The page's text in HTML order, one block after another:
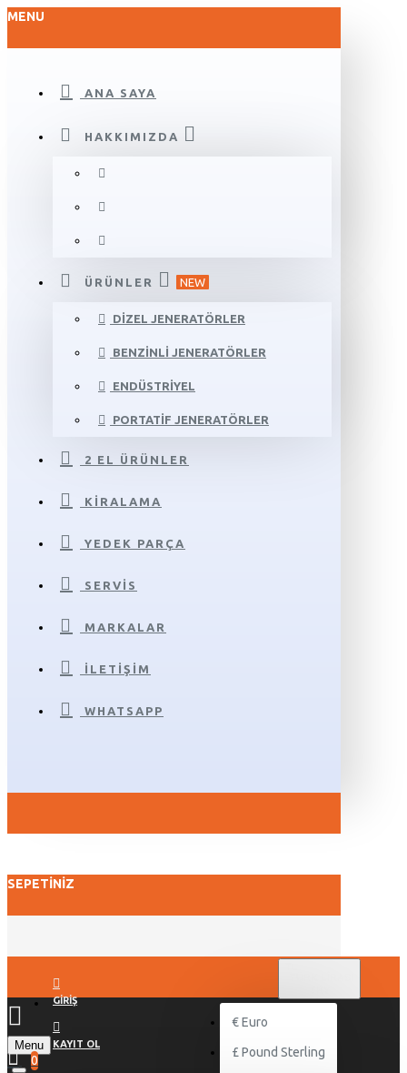
MENU
ANA SAYA
HAKKIMIZDA
ÜRÜNLER NEW
DIZEL JENERATÖRLER
BENZINLI JENERATÖRLER
ENDÜSTRIYEL
PORTATIF JENERATÖRLER
2 EL ÜRÜNLER
KIRALAMA
YEDEK PARÇA
SERVIS
MARKALAR
İLETIŞIM
WHATSAPP
SEPETINIZ
GIRIŞ
KAYIT OL
€ Euro
£ Pound Sterling
Menu
0